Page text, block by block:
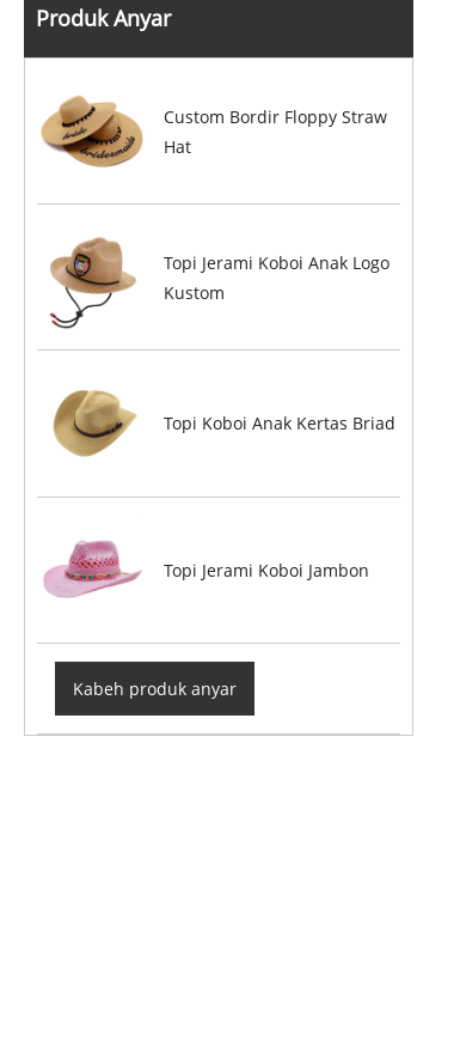
Produk Anyar
Custom Bordir Floppy Straw
Hat
Topi Jerami Koboi Anak Logo
Kustom
Topi Koboi Anak Kertas Briad
Topi Jerami Koboi Jambon
Kabeh produk anyar